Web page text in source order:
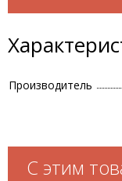
Производитель
С этим